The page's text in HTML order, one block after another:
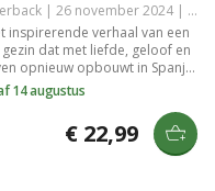
Nederlands | Paperback | 26 november 2024 | Onbekend | 9789403133591
inspirerende verhaal van een
dat met liefde, geloof en
opnieuw opbouwt in Spanje.
hun hechte band en
familiebanden.
14 augustus
€ 22,99